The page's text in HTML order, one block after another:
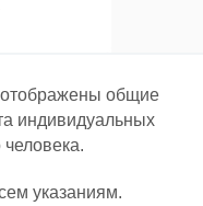
общие
индивидуальных
человека.
указаниям.